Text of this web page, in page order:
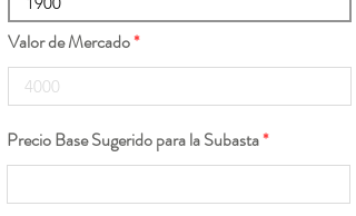
Valor de Mercado
Precio Base Sugerido para la Subasta